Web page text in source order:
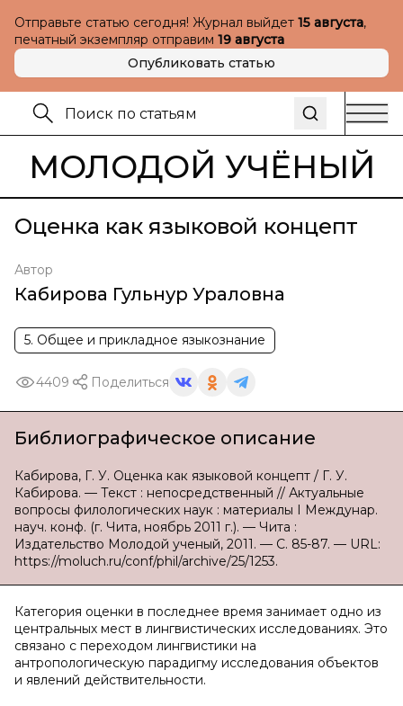
Отправьте статью сегодня! Журнал выйдет 15 августа,
печатный экземпляр отправим 19 августа
Опубликовать статью
МОЛОДОЙ УЧЁНЫЙ
Оценка как языковой концепт
Автор
Кабирова Гульнур Ураловна
5. Общее и прикладное языкознание
4409 Поделиться
Библиографическое описание
Кабирова, Г. У. Оценка как языковой концепт / Г. У.
Кабирова. — Текст : непосредственный // Актуальные
вопросы филологических наук : материалы I Междунар.
науч. конф. (г. Чита, ноябрь 2011 г.). — Чита :
Издательство Молодой ученый, 2011. — С. 85-87. — URL:
https://moluch.ru/conf/phil/archive/25/1253.
Категория оценки в последнее время занимает одно из
центральных мест в лингвистических исследованиях. Это
связано с переходом лингвистики на
антропологическую парадигму исследования объектов
и явлений действительности.